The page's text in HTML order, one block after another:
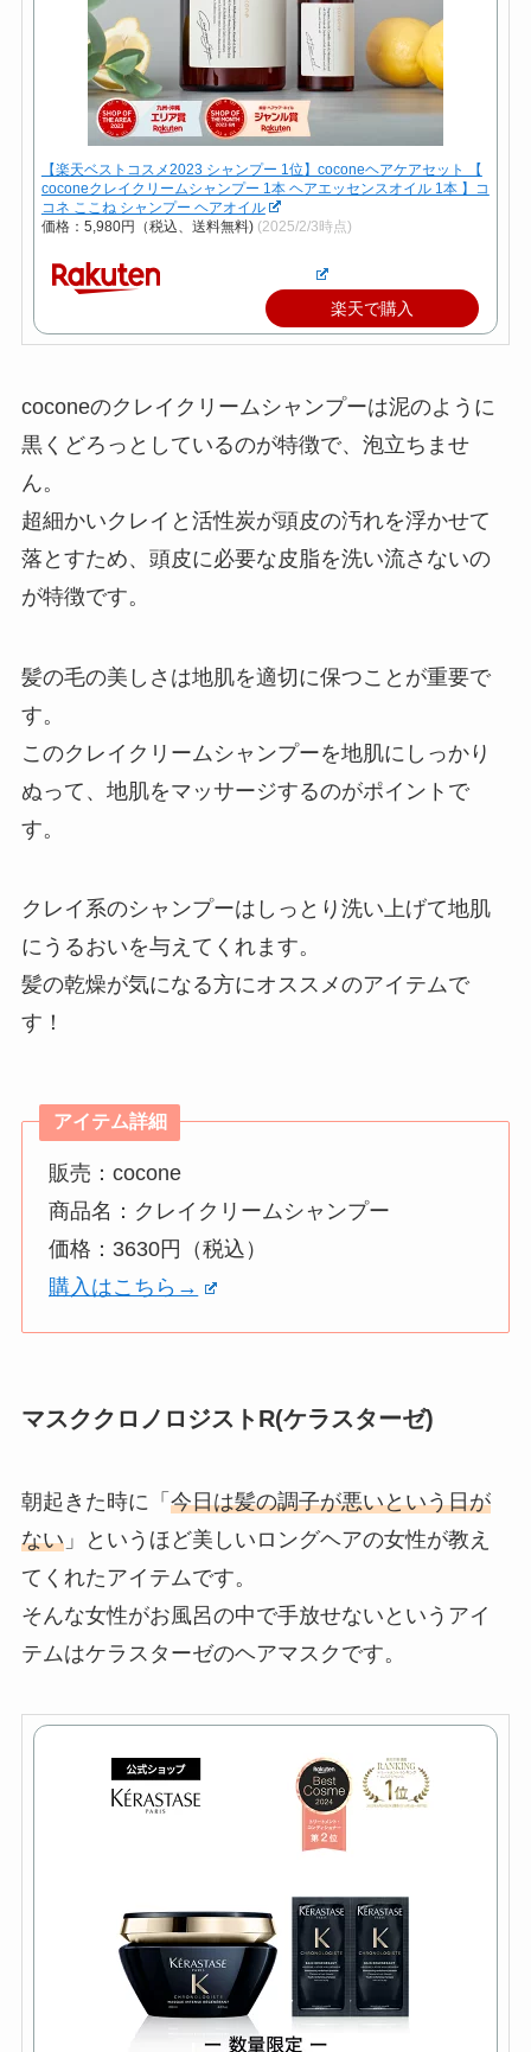
【楽天ベストコスメ2023 シャンプー 1位】coconeヘアケアセット 【
coconeクレイクリームシャンプー 1本 ヘアエッセンスオイル 1本 】コ
コネ ここね シャンプー ヘアオイル
価格：5,980円（税込、送料無料) (2025/2/3時点)
楽天で購入
coconeのクレイクリームシャンプーは泥のように
黒くどろっとしているのが特徴で、泡立ちませ
ん。
超細かいクレイと活性炭が頭皮の汚れを浮かせて
落とすため、頭皮に必要な皮脂を洗い流さないの
が特徴です。
髪の毛の美しさは地肌を適切に保つことが重要で
す。
このクレイクリームシャンプーを地肌にしっかり
ぬって、地肌をマッサージするのがポイントで
す。
クレイ系のシャンプーはしっとり洗い上げて地肌
にうるおいを与えてくれます。
髪の乾燥が気になる方にオススメのアイテムで
す！
アイテム詳細
販売：cocone
商品名：クレイクリームシャンプー
価格：3630円（税込）
購入はこちら→
マスククロノロジストR(ケラスターゼ)
朝起きた時に「 今日は髪の調子が悪いという日が
ない」というほど美しいロングヘアの女性が教え
てくれたアイテムです。
そんな女性がお風呂の中で手放せないというアイ
テムはケラスターゼのヘアマスクです。